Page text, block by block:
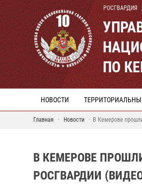
РОСГВАРДИЯ
ПО
НОВОСТИ
Главная Новости В Кемерове
В КЕМЕРОВЕ
РОСГВАРДИИ